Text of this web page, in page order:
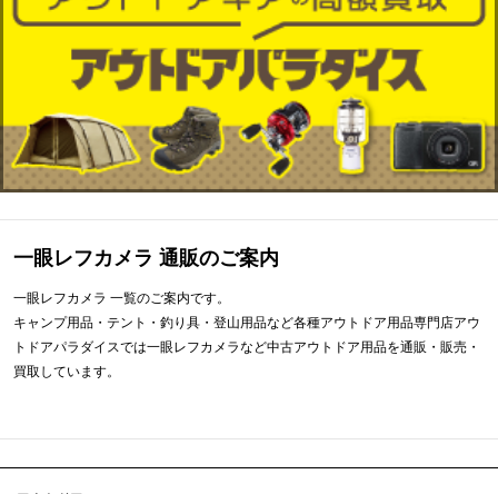
一眼レフカメラ 通販のご案内
一眼レフカメラ 一覧のご案内です。
キャンプ用品・テント・釣り具・登山用品など各種アウトドア用品専門店アウ
トドアパラダイスでは一眼レフカメラなど中古アウトドア用品を通販・販売・
買取しています。